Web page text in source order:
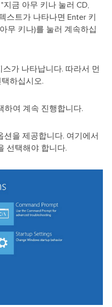
금 아무 키나 눌러 CD,
스트가 나타나면 Enter 키
무 키나)를 눌러 계속하십
가 나타납니다. 따라서 먼
하십시오.
하여 계속 진행합니다.
을 제공합니다. 여기에서
선택해야 합니다.